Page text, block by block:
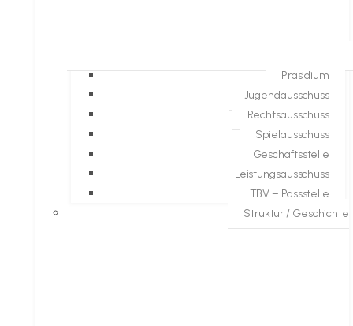
Präsidium
Jugendausschuss
Rechtsausschuss
Spielausschuss
Geschäftsstelle
Leistungsausschuss
TBV – Passstelle
Struktur / Geschichte